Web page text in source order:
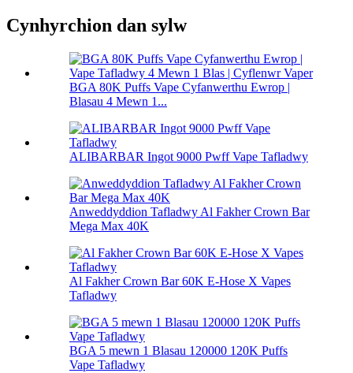
Cynhyrchion dan sylw
BGA 80K Puffs Vape Cyfanwerthu Ewrop |
Blasau 4 Mewn 1...
ALIBARBAR Ingot 9000 Pwff Vape Tafladwy
Anweddyddion Tafladwy Al Fakher Crown Bar
Mega Max 40K
Al Fakher Crown Bar 60K E-Hose X Vapes
Tafladwy
BGA 5 mewn 1 Blasau 120000 120K Puffs
Vape Tafladwy